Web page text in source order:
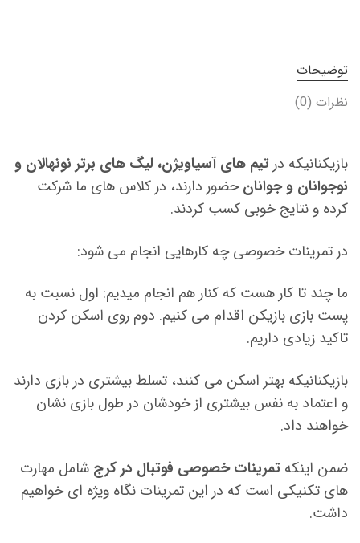
توضیحات
نظرات (0)
بازیکنانیکه در تیم های آسیاویژن، لیگ های برتر نونهالان و
نوجوانان و جوانانحضور دارند، در کلاس های ما شرکت
کرده و نتایج خوبی کسب کردند.
در تمرینات خصوصی چه کارهایی انجام می شود:
ما چند تا کار هست که کنار هم انجام میدیم: اول نسبت به
پست بازی بازیکن اقدام می کنیم. دوم روی اسکن کردن
تاکید زیادی داریم.
بازیکنانیکه بهتر اسکن می کنند، تسلط بیشتری در بازی دارند
و اعتماد به نفس بیشتری از خودشان در طول بازی نشان
خواهند داد.
ضمن اینکه تمرینات خصوصی فوتبال در کرج شامل مهارت
های تکنیکی است که در این تمرینات نگاه ویژه ای خواهیم
داشت.